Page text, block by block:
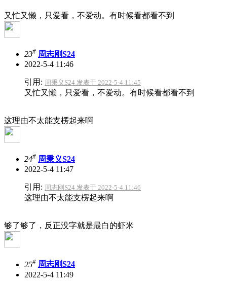
又忙又懒，只爱看，不爱动。有时候看都看不到
23# 周志刚S24
2022-5-4 11:46
引用: 周秉义S24 发表于 2022-5-4 11:45
又忙又懒，只爱看，不爱动。有时候看都看不到
这理由不太能支楞起来啊
24# 周秉义S24
2022-5-4 11:47
引用: 周志刚S24 发表于 2022-5-4 11:46
这理由不太能支楞起来啊
够了够了，反正没字就是最白的虾米
25# 周志刚S24
2022-5-4 11:49